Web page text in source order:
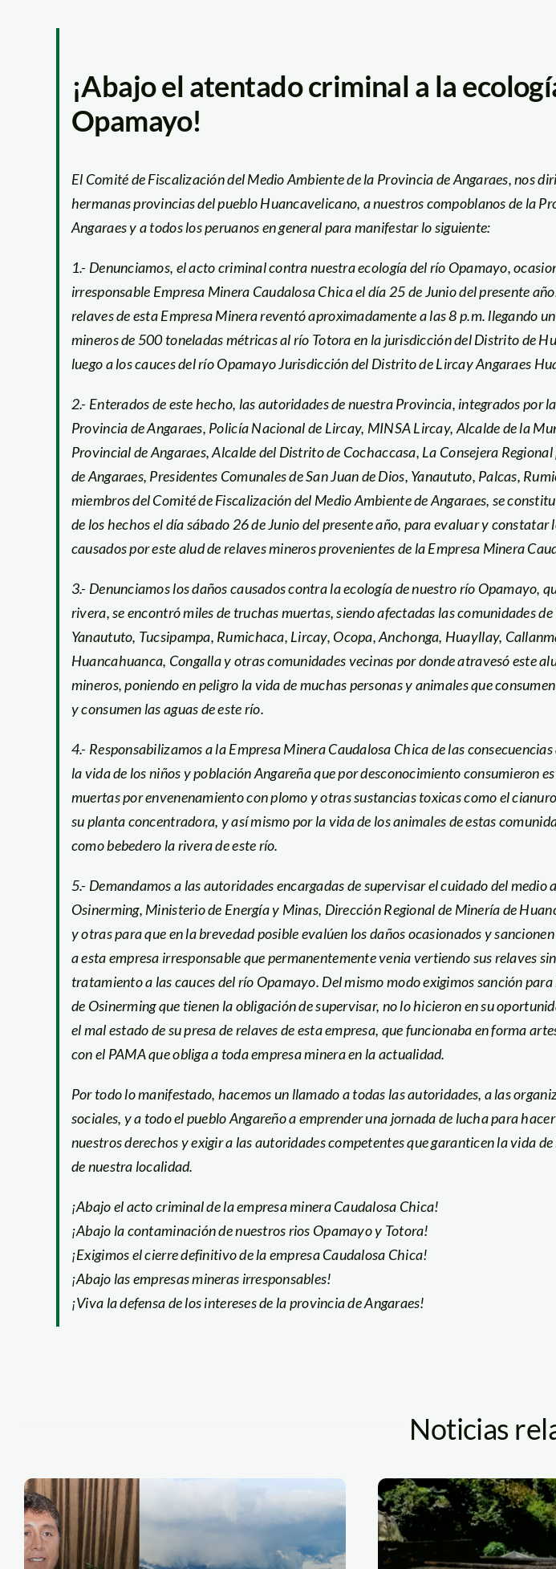
¡Abajo el atentado criminal a la
Opamayo!
El Comité de Fiscalización del Medio Ambiente de la Provincia de Angaraes, nos
hermanas provincias del pueblo Huancavelicano, a nuestros compoblanos de la
Angaraes y a todos los peruanos en general para manifestar lo siguiente:
1.- Denunciamos, el acto criminal contra nuestra ecología del río Opamayo,
irresponsable Empresa Minera Caudalosa Chica el día 25 de Junio del presente
relaves de esta Empresa Minera reventó aproximadamente a las 8 p.m. llegando
mineros de 500 toneladas métricas al río Totora en la jurisdicción del Distrito de
luego a los cauces del río Opamayo Jurisdicción del Distrito de Lircay Angaraes
2.- Enterados de este hecho, las autoridades de nuestra Provincia, integrados por
Provincia de Angaraes, Policía Nacional de Lircay, MINSA Lircay, Alcalde de la
Provincial de Angaraes, Alcalde del Distrito de Cochaccasa, La Consejera
de Angaraes, Presidentes Comunales de San Juan de Dios, Yanaututo, Palcas,
miembros del Comité de Fiscalización del Medio Ambiente de Angaraes, se
de los hechos el día sábado 26 de Junio del presente año, para evaluar y constatar
causados por este alud de relaves mineros provenientes de la Empresa Minera
3.- Denunciamos los daños causados contra la ecología de nuestro río Opamayo,
rivera, se encontró miles de truchas muertas, siendo afectadas las comunidades
Yanaututo, Tucsipampa, Rumichaca, Lircay, Ocopa, Anchonga, Huayllay,
Huancahuanca, Congalla y otras comunidades vecinas por donde atravesó este
mineros, poniendo en peligro la vida de muchas personas y animales que
y consumen las aguas de este río.
4.- Responsabilizamos a la Empresa Minera Caudalosa Chica de las consecuencias
la vida de los niños y población Angareña que por desconocimiento consumieron
muertas por envenenamiento con plomo y otras sustancias toxicas como el
su planta concentradora, y así mismo por la vida de los animales de estas
como bebedero la rivera de este río.
5.- Demandamos a las autoridades encargadas de supervisar el cuidado del medio
Osinerming, Ministerio de Energía y Minas, Dirección Regional de Minería de
y otras para que en la brevedad posible evalúen los daños ocasionados y
a esta empresa irresponsable que permanentemente venia vertiendo sus relaves
tratamiento a las cauces del río Opamayo. Del mismo modo exigimos sanción
de Osinerming que tienen la obligación de supervisar, no lo hicieron en su
el mal estado de su presa de relaves de esta empresa, que funcionaba en forma
con el PAMA que obliga a toda empresa minera en la actualidad.
Por todo lo manifestado, hacemos un llamado a todas las autoridades, a las
sociales, y a todo el pueblo Angareño a emprender una jornada de lucha para
nuestros derechos y exigir a las autoridades competentes que garanticen la vida
de nuestra localidad.
¡Abajo el acto criminal de la empresa minera Caudalosa Chica!
¡Abajo la contaminación de nuestros rios Opamayo y Totora!
¡Exigimos el cierre definitivo de la empresa Caudalosa Chica!
¡Abajo las empresas mineras irresponsables!
¡Viva la defensa de los intereses de la provincia de Angaraes!
Noticias